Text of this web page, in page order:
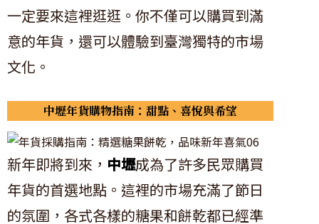
一定要來這裡逛逛。你不僅可以購買到滿
意的年貨，還可以體驗到臺灣獨特的市場
文化。
中壢年貨購物指南：甜點、喜悅與希望
新年即將到來， 中壢成為了許多民眾購買
年貨的首選地點。這裡的市場充滿了節日
的氛圍，各式各樣的糖果和餅乾都已經準